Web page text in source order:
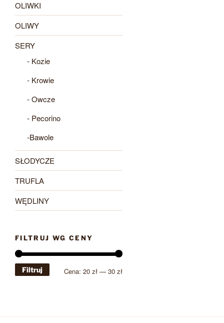
OLIWKI
OLIWY
SERY
- Kozie
- Krowie
- Owcze
- Pecorino
-Bawole
SŁODYCZE
TRUFLA
WĘDLINY
FILTRUJ WG CENY
Cena
Cena
Filtruj Cena: 20 zł — 30 zł